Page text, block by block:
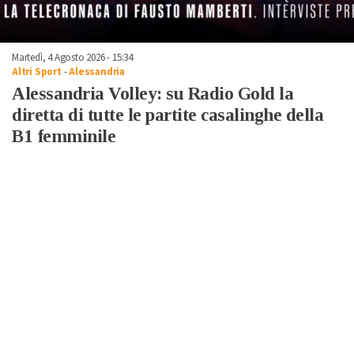
Martedì, 4 Agosto 2026 - 15:34
Altri Sport -Alessandria
Alessandria Volley: su Radio Gold la
diretta di tutte le partite casalinghe della
B1 femminile